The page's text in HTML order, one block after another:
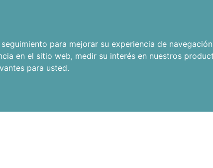
para mejorar su experiencia de
en el sitio web, medir su interés en nuestros
para usted.